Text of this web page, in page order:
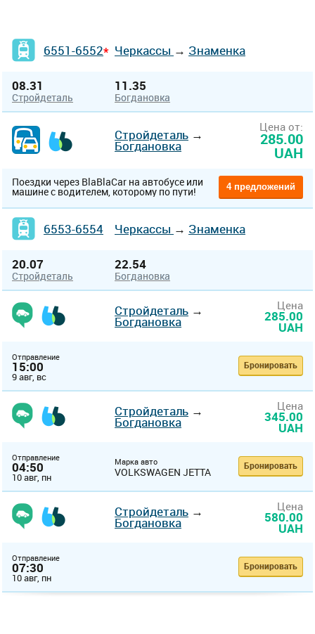
6551-6552* Черкассы → Знаменка
08.31
Стройдеталь
11.35
Богдановка
Стройдеталь →
Богдановка
Цена от:
285.00
UAH
Поездки через BlaBlaCar на автобусе или
машине с водителем, которому по пути! 4 предложений
6553-6554 Черкассы → Знаменка
20.07
Стройдеталь
22.54
Богдановка
Стройдеталь →
Богдановка
Цена
285.00
UAH
Отправление
15:00
9 авг, вс
Бронировать
Стройдеталь →
Богдановка
Цена
345.00
UAH
Отправление
04:50
10 авг, пн
Марка авто
VOLKSWAGEN JETTA Бронировать
Стройдеталь →
Богдановка
Цена
580.00
UAH
Отправление
07:30
10 авг, пн
Бронировать